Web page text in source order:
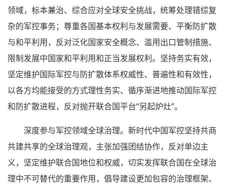
领域，标本兼治、综合应对全球安全挑战，统筹处理错综复
杂的军控事务；尊重各国基本权利与发展需要、平衡防扩散
与和平利用，反对泛化国家安全概念、滥用出口管制措施、
限制发展中国家和平利用和正当发展权利。坚持务实有效，
坚定维护国际军控与防扩散体系权威性、普遍性和有效性，
以各方均能接受的方式理性务实、循序渐进地推动国际军控
和防扩散进程，反对抛开联合国平台“另起炉灶”。
深度参与军控领域全球治理。新时代中国军控坚持共商
共建共享的全球治理观，主张加强团结协作，反对单边主
义，坚定维护联合国地位和权威，切实发挥联合国在全球治
理中不可替代的重要作用，倡导建设更加包容的治理框架、